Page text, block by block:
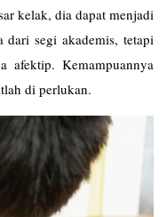
kelak, dia dapat menjadi
segi akademis, tetapi
afektip. Kemampuannya
di perlukan.